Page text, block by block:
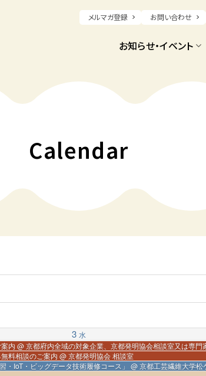
メルマガ登録 お問い合わせ
お知らせ・イベント
Calendar
3 水
内 @ 京都府内全域の対象企業、京都発明協会相談室又は専門
料相談のご案内 @ 京都発明協会 相談室
・IoT・ビッグデータ技術履修コース」 @ 京都工芸繊維大学松
ンス 」